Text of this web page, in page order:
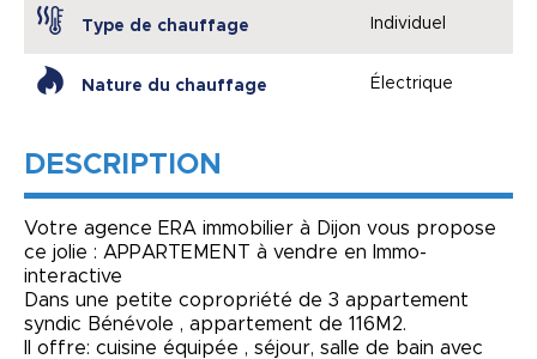
Type de chauffage Individuel
Nature du chauffage Électrique
DESCRIPTION
Votre agence ERA immobilier à Dijon vous propose
ce jolie : APPARTEMENT à vendre en Immo-
interactive
Dans une petite copropriété de 3 appartement
syndic Bénévole , appartement de 116M2.
Il offre: cuisine équipée , séjour, salle de bain avec